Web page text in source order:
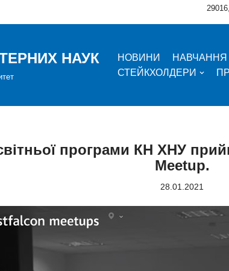
НАУК НОВИНИ НАВЧАННЯ
СТЕЙКХОЛДЕРИ
програми КН ХНУ
Meetup.
28.01.2021